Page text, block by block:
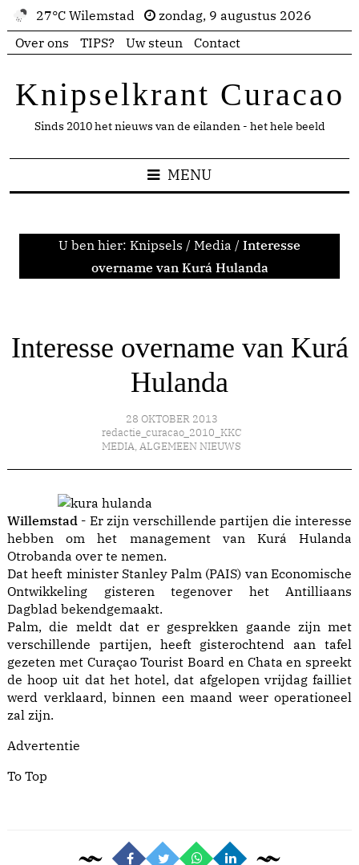
27°C Wilemstad
zondag, 9 augustus 2026
Over ons
TIPS? Uw steun Contact
Knipselkrant Curacao
Sinds 2010 het nieuws van de eilanden - het hele beeld
MENU
U ben hier: Knipsels / Media / Interesse
overname van Kurá Hulanda
Interesse overname van Kurá
Hulanda
28 OKTOBER 2013
redactie_curacao_2010_KKC
MEDIA, ALGEMEEN NIEUWS
Willemstad - Er zijn verschillende partijen die interesse
hebben om het management van Kurá Hulanda
Otrobanda over te nemen.
Dat heeft minister Stanley Palm (PAIS) van Economische
Ontwikkeling gisteren tegenover het Antilliaans
Dagblad bekendgemaakt.
Palm, die meldt dat er gesprekken gaande zijn met
verschillende partijen, heeft gisterochtend aan tafel
gezeten met Curaçao Tourist Board en Chata en spreekt
de hoop uit dat het hotel, dat afgelopen vrijdag failliet
werd verklaard, binnen een maand weer operationeel
zal zijn.
Advertentie
To Top